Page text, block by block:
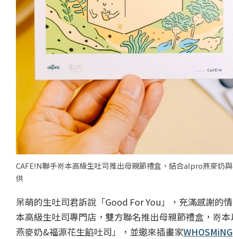
CAFE!N聯手嵜本高級生吐司推出母親節禮盒，結合alpro燕麥奶
供
呆萌的生吐司君訴說「Good For You」，充滿感謝的
本高級生吐司專門店，雙方聯名推出母親節禮盒，嵜
燕麥奶&福源花生餡吐司」，並邀來插畫家WHOSMiNG